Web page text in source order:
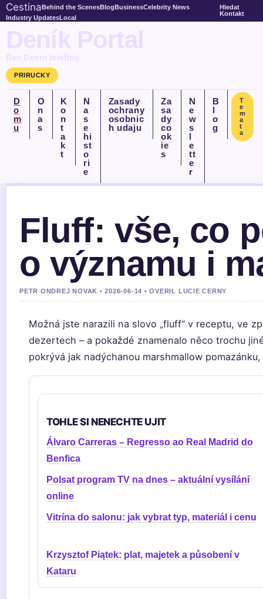
CestinaBehind the ScenesBlogBusinessCelebrity News
Industry UpdatesLocal
Hledat
Kontakt
Deník Portal
Den Denni briefing
PRIRUCKY
D
o
m
u
O
n
a
s
K
o
n
t
a
k
t
N
a
s
e
hi
st
o
ri
e
Zasady
ochrany
osobnic
h udaju
Za
sa
dy
co
ok
ie
s
N
e
w
s
l
e
tt
e
r
B
l
o
g
T
e
m
a
t
a
Fluff: vše, co
o významu i
PETR ONDREJ NOVAK • 2026-06-14 • OVERIL LUCIE CERNY
Možná jste narazili na slovo „fluff“ v receptu, ve
dezertech – a pokaždé znamenalo něco trochu
pokrývá jak nadýchanou marshmallow
TOHLE SI NENECHTE UJIT
Álvaro Carreras – Regresso ao Real Madrid do
Benfica
Polsat program TV na dnes – aktuální vysílání
online
Vitrína do salonu: jak vybrat typ, materiál i cenu
Krzysztof Piątek: plat, majetek a působení v
Kataru